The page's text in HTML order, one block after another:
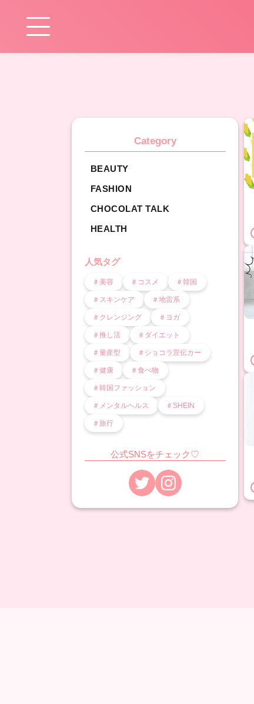
Category
BEAUTY
FASHION
CHOCOLAT TALK
HEALTH
人気タグ
＃美容 ＃コスメ ＃韓国
＃スキンケア ＃地雷系
＃クレンジング ＃ヨガ
＃推し活 ＃ダイエット
＃量産型 ＃ショコラ宣伝カー
＃健康 ＃食べ物
＃韓国ファッション
＃メンタルヘルス ＃SHEIN
＃旅行
公式SNSをチェック♡